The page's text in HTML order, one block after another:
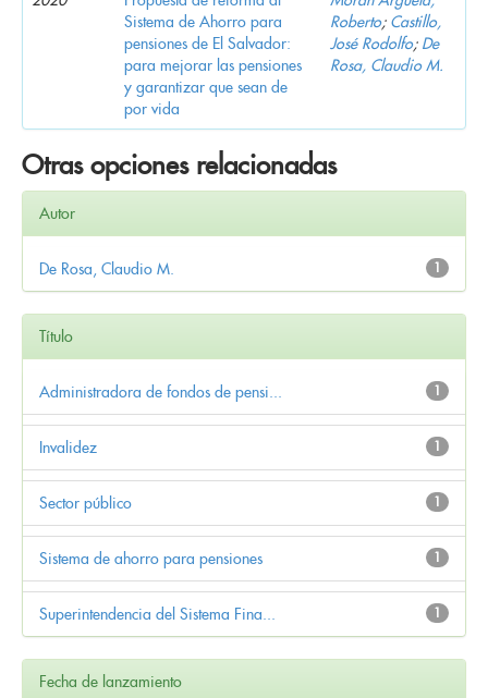
Sistema de Ahorro para
pensiones de El Salvador:
para mejorar las pensiones
y garantizar que sean de
por vida
Roberto; Castillo,
José Rodolfo; De
Rosa, Claudio M.
Otras opciones relacionadas
Autor
1
De Rosa, Claudio M.
Título
1
Administradora de fondos de pensi...
1
Invalidez
1
Sector público
1
Sistema de ahorro para pensiones
1
Superintendencia del Sistema Fina...
Fecha de lanzamiento